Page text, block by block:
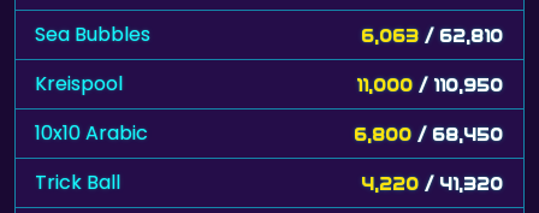
Sea Bubbles 6,063 / 62,810
Kreispool 11,000 / 110,950
10x10 Arabic 6,800 / 68,450
Trick Ball 4,220 / 41,320